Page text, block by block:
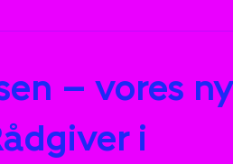
– vores
i